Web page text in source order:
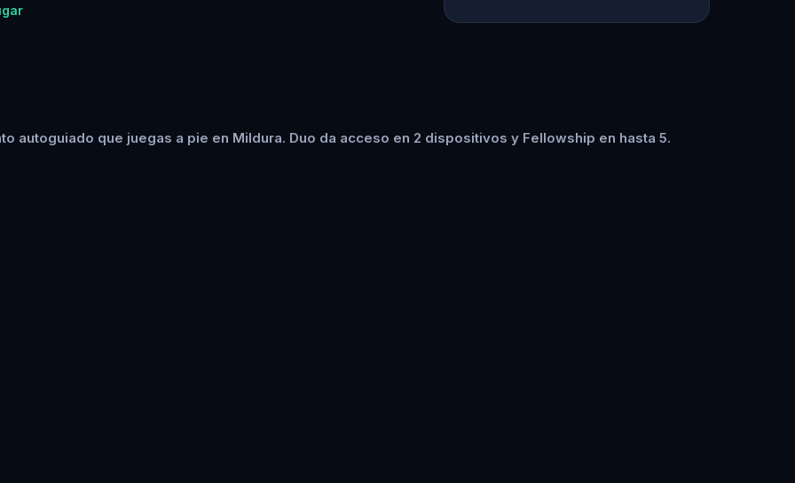
autoguiado que juegas a pie en Mildura. Duo da acceso en 2 dispositivos y Fellowship en hasta 5.